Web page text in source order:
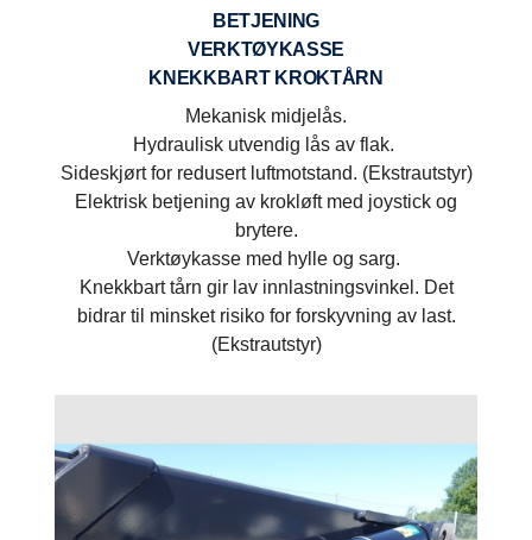
BETJENING
VERKTØYKASSE
KNEKKBART KROKTÅRN
Mekanisk midjelås.
Hydraulisk utvendig lås av flak.
Sideskjørt for redusert luftmotstand. (Ekstrautstyr)
Elektrisk betjening av krokløft med joystick og
brytere.
Verktøykasse med hylle og sarg.
Knekkbart tårn gir lav innlastningsvinkel. Det
bidrar til minsket risiko for forskyvning av last.
(Ekstrautstyr)